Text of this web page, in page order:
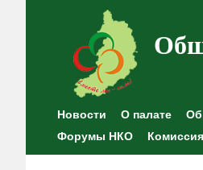
Новости О палате
Форумы НКО